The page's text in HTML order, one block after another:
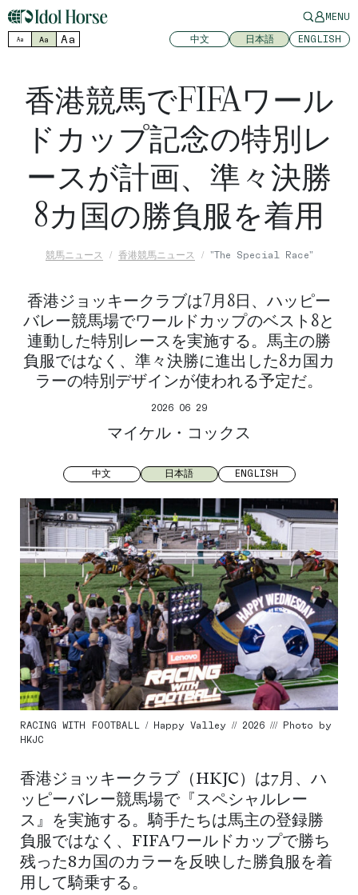
MENU
Aa Aa Aa 中文 日本語 ENGLISH
香港競馬でFIFAワール
ドカップ記念の特別レ
ースが計画、準々決勝
8カ国の勝負服を着用
競馬ニュース 香港競馬ニュース "The Special Race"
香港ジョッキークラブは7月8日、ハッピー
バレー競馬場でワールドカップのベスト8と
連動した特別レースを実施する。馬主の勝
負服ではなく、準々決勝に進出した8カ国カ
ラーの特別デザインが使われる予定だ。
2026 06 29
マイケル・コックス
中文 日本語 ENGLISH
RACING WITH FOOTBALL / Happy Valley // 2026 /// Photo by
HKJC
香港ジョッキークラブ（HKJC）は7月、ハ
ッピーバレー競馬場で『スペシャルレー
ス』を実施する。騎手たちは馬主の登録勝
負服ではなく、FIFAワールドカップで勝ち
残った8カ国のカラーを反映した勝負服を着
用して騎乗する。